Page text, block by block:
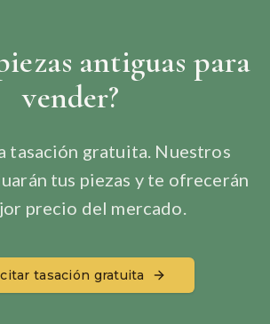
antiguas para
vender?
tasación gratuita. Nuestros
tus piezas y te ofrecerán
precio del mercado.
tasación gratuita